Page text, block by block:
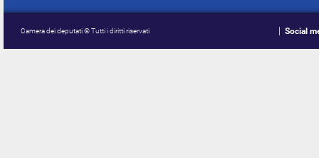
Camera dei deputati © Tutti i diritti riservati Social